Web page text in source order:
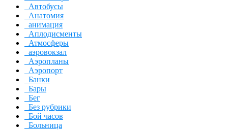
Автобусы
Анатомия
анимация
Аплодисменты
Атмосферы
аэровокзал
Аэропланы
Аэропорт
Банки
Бары
Бег
Без рубрики
Бой часов
Больница